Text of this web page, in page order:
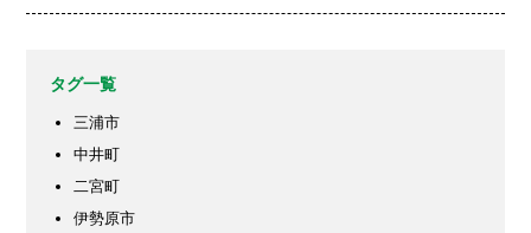
タグ一覧
三浦市
中井町
二宮町
伊勢原市